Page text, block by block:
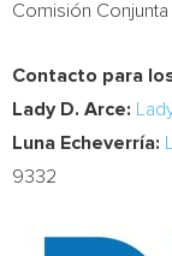
Comisión Conjunta
Contacto para
Lady D. Arce:
Luna Echeverría:
9332